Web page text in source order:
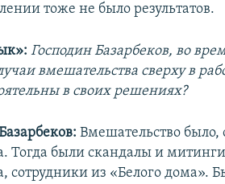
тоже не было результатов.
Господин Базарбеков, во
вмешательства сверху в
в своих решениях?
Вмешательство было,
Тогда были скандалы и
сотрудники из «Белого дома».